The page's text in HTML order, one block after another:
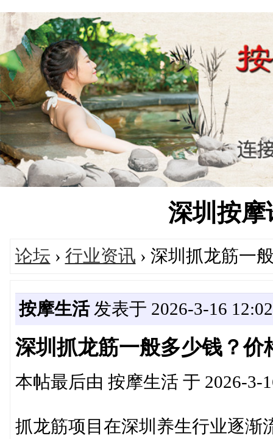
深圳按
论坛 › 行业资讯 › 深圳抓龙筋一
按摩生活发表于 2026-3-16
深圳抓龙筋一般多少钱？价
本帖最后由 按摩生活 于 2026-3-
抓龙筋项目在深圳养生行业逐渐